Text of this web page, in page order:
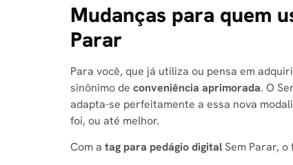
Mudanças para quem
Parar
Para você, que já utiliza ou pensa em
sinônimo de conveniência aprimorada. O
adapta-se perfeitamente a essa nova
foi, ou até melhor.
Com a tag para pedágio digitalSem Parar,